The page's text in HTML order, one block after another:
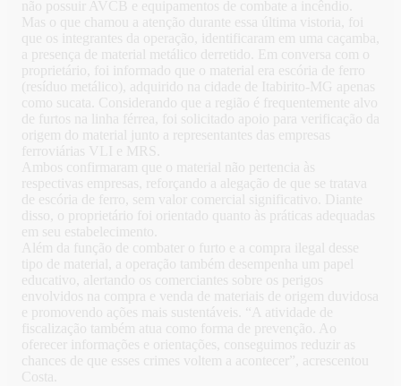
não possuir AVCB e equipamentos de combate a incêndio.
Mas o que chamou a atenção durante essa última vistoria, foi
que os integrantes da operação, identificaram em uma caçamba,
a presença de material metálico derretido. Em conversa com o
proprietário, foi informado que o material era escória de ferro
(resíduo metálico), adquirido na cidade de Itabirito-MG apenas
como sucata. Considerando que a região é frequentemente alvo
de furtos na linha férrea, foi solicitado apoio para verificação da
origem do material junto a representantes das empresas
ferroviárias VLI e MRS.
Ambos confirmaram que o material não pertencia às
respectivas empresas, reforçando a alegação de que se tratava
de escória de ferro, sem valor comercial significativo. Diante
disso, o proprietário foi orientado quanto às práticas adequadas
em seu estabelecimento.
Além da função de combater o furto e a compra ilegal desse
tipo de material, a operação também desempenha um papel
educativo, alertando os comerciantes sobre os perigos
envolvidos na compra e venda de materiais de origem duvidosa
e promovendo ações mais sustentáveis. “A atividade de
fiscalização também atua como forma de prevenção. Ao
oferecer informações e orientações, conseguimos reduzir as
chances de que esses crimes voltem a acontecer”, acrescentou
Costa.